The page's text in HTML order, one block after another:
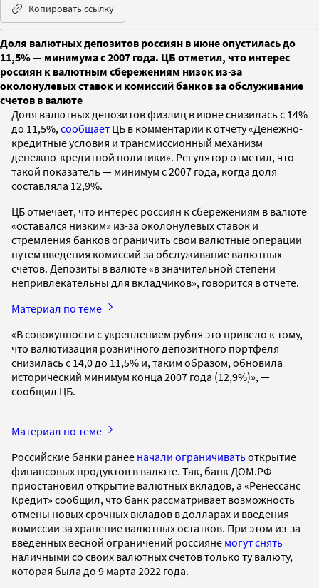
Копировать ссылку
Доля валютных депозитов россиян в июне опустилась до
11,5% — минимума с 2007 года. ЦБ отметил, что интерес
россиян к валютным сбережениям низок из-за
околонулевых ставок и комиссий банков за обслуживание
счетов в валюте
Доля валютных депозитов физлиц в июне снизилась с 14%
до 11,5%, сообщает ЦБ в комментарии к отчету «Денежно-
кредитные условия и трансмиссионный механизм
денежно-кредитной политики». Регулятор отметил, что
такой показатель — минимум с 2007 года, когда доля
составляла 12,9%.
ЦБ отмечает, что интерес россиян к сбережениям в валюте
«оставался низким» из-за околонулевых ставок и
стремления банков ограничить свои валютные операции
путем введения комиссий за обслуживание валютных
счетов. Депозиты в валюте «в значительной степени
непривлекательны для вкладчиков», говорится в отчете.
Материал по теме
«В совокупности с укреплением рубля это привело к тому,
что валютизация розничного депозитного портфеля
снизилась с 14,0 до 11,5% и, таким образом, обновила
исторический минимум конца 2007 года (12,9%)», —
сообщил ЦБ.
Материал по теме
Российские банки ранее начали ограничиватьоткрытие
финансовых продуктов в валюте. Так, банк ДОМ.РФ
приостановил открытие валютных вкладов, а «Ренессанс
Кредит» сообщил, что банк рассматривает возможность
отмены новых срочных вкладов в долларах и введения
комиссии за хранение валютных остатков. При этом из-за
введенных весной ограничений россияне могут снять
наличными со своих валютных счетов только ту валюту,
которая была до 9 марта 2022 года.